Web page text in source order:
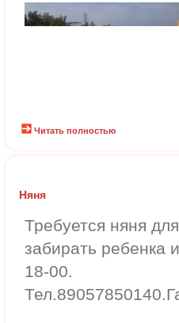
Читать полностью
Няня
Требуется няня
забирать ребенка
18-00.